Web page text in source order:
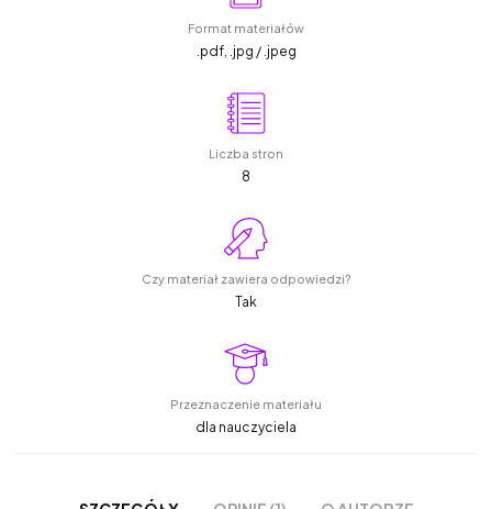
Format materiałów
.pdf, .jpg / .jpeg
Liczba stron
8
Czy materiał zawiera odpowiedzi?
Tak
Przeznaczenie materiału
dla nauczyciela